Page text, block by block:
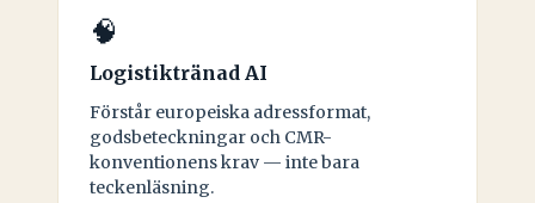
🧠
Logistiktränad AI
Förstår europeiska adressformat,
godsbeteckningar och CMR-
konventionens krav — inte bara
teckenläsning.